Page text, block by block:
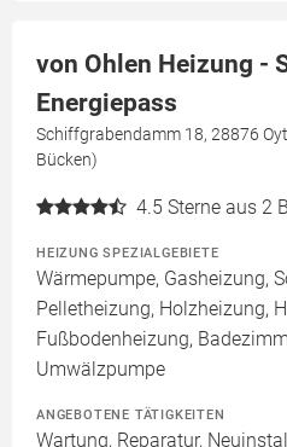
von Ohlen Heizung -
Energiepass
Schiffgrabendamm 18, 28876
Bücken)
4.5 Sterne aus 2
HEIZUNG SPEZIALGEBIETE
Wärmepumpe, Gasheizung,
Pelletheizung, Holzheizung,
Fußbodenheizung,
Umwälzpumpe
ANGEBOTENE TÄTIGKEITEN
Wartung, Reparatur,